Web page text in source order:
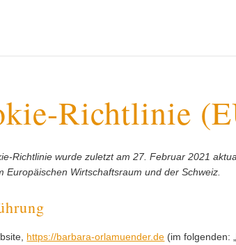
Richtlinie
Richtlinie wurde zuletzt am 27. Februar 2021
Europäischen Wirtschaftsraum und der Schweiz.
https://barbara-orlamuender.de (im folgenden: